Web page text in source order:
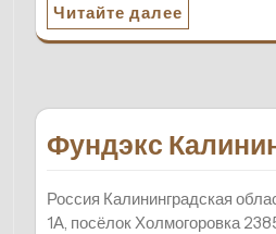
Читайте далее
Фундэкс
Россия Калининградская
1А, посёлок Холмогоровка